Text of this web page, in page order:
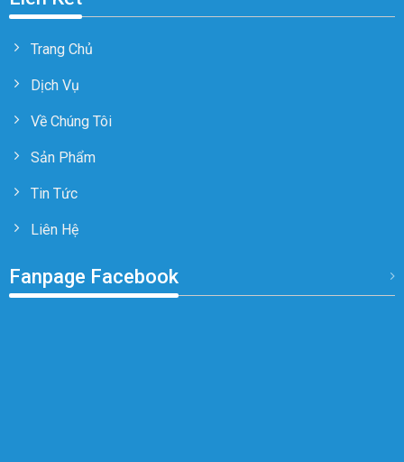
Trang Chủ
Dịch Vụ
Về Chúng Tôi
Sản Phẩm
Tin Tức
Liên Hệ
Fanpage Facebook